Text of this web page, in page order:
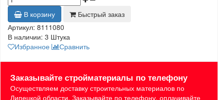
В корзину
Быстрый заказ
Артикул: 8111080
В наличии: 3 Штука
Избранное
Сравнить
Заказывайте стройматериалы по телефону
Осуществляем доставку строительных материалов по
Липецкой области. Заказывайте по телефону, оплачивайте